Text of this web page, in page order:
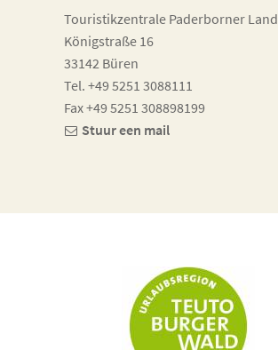
Touristikzentrale Paderborner Land
Königstraße 16
33142 Büren
Tel. +49 5251 3088111
Fax +49 5251 308898199
Stuur een mail